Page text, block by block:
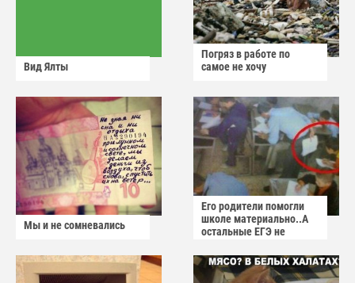
Вид Ялты
Погряз в работе по
самое не хочу
Мы и не сомневались
Его родители помогли
школе материально..А
остальные ЕГЭ не